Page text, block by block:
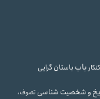
باب باستان گرایی
و شخصیت شناسی تصوف،